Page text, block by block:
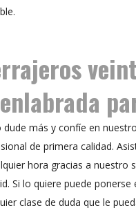
dude más y confíe en
de primera calidad.
hora gracias a nuestro
Si lo quiere puede ponerse
clase de duda que le